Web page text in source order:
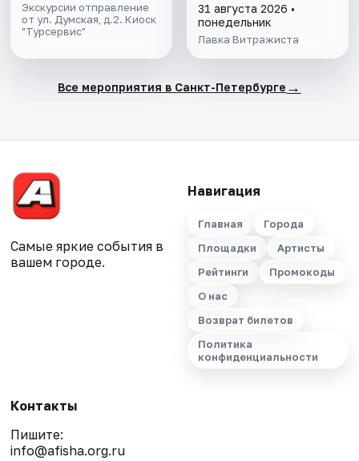
Экскурсии отправление
от ул. Думская, д.2. Киоск
"Турсервис"
31 августа 2026 •
понедельник
Лавка Витражиста
Все мероприятия в Санкт-Петербурге →
Самые яркие события в
вашем городе.
Навигация
Главная
Города
Площадки
Артисты
Рейтинги
Промокоды
О нас
Возврат билетов
Политика
конфиденциальности
Контакты
Пишите:
info@afisha.org.ru